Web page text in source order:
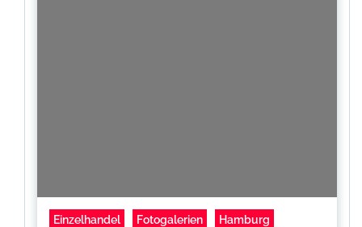
Einzelhandel Fotogalerien Hamburg